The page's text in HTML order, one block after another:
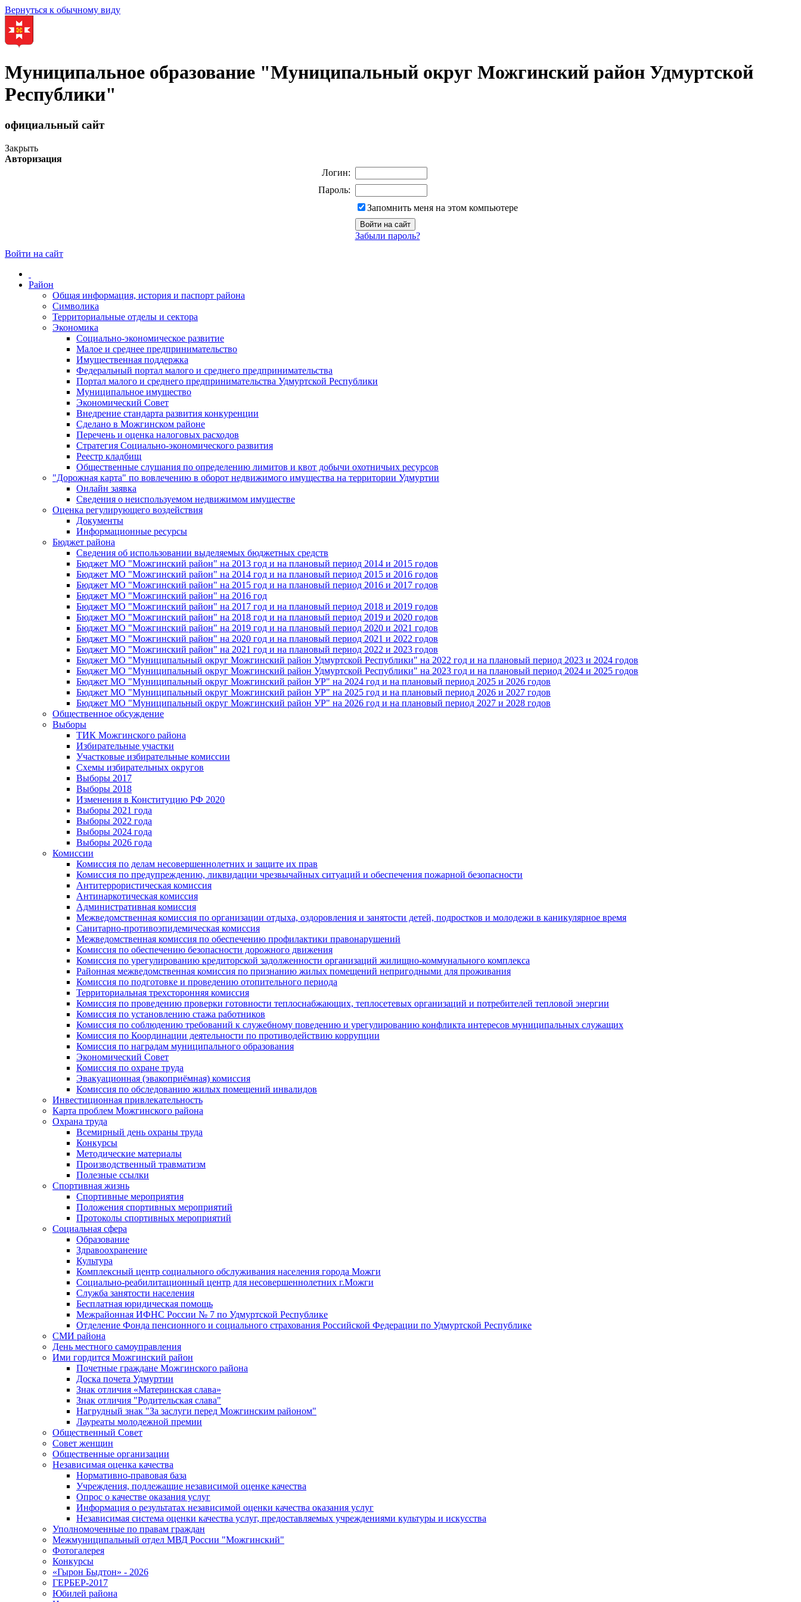
Вернуться к обычному виду
Муниципальное образование "Муниципальный округ Можгинский район Удмуртской
Республики"
официальный сайт
Закрыть
Авторизация
Логин:
Пароль:
Запомнить меня на этом компьютере
Забыли пароль?
Войти на сайт
Район
Общая информация, история и паспорт района
Символика
Территориальные отделы и сектора
Экономика
Социально-экономическое развитие
Малое и среднее предпринимательство
Имущественная поддержка
Федеральный портал малого и среднего предпринимательства
Портал малого и среднего предпринимательства Удмуртской Республики
Муниципальное имущество
Экономический Совет
Внедрение стандарта развития конкуренции
Сделано в Можгинском районе
Перечень и оценка налоговых расходов
Стратегия Социально-экономического развития
Реестр кладбищ
Общественные слушания по определению лимитов и квот добычи охотничьих ресурсов
"Дорожная карта" по вовлечению в оборот недвижимого имущества на территории Удмуртии
Онлайн заявка
Сведения о неиспользуемом недвижимом имуществе
Оценка регулирующего воздействия
Документы
Информационные ресурсы
Бюджет района
Сведения об использовании выделяемых бюджетных средств
Бюджет МО "Можгинский район" на 2013 год и на плановый период 2014 и 2015 годов
Бюджет МО "Можгинский район" на 2014 год и на плановый период 2015 и 2016 годов
Бюджет МО "Можгинский район" на 2015 год и на плановый период 2016 и 2017 годов
Бюджет МО "Можгинский район" на 2016 год
Бюджет МО "Можгинский район" на 2017 год и на плановый период 2018 и 2019 годов
Бюджет МО "Можгинский район" на 2018 год и на плановый период 2019 и 2020 годов
Бюджет МО "Можгинский район" на 2019 год и на плановый период 2020 и 2021 годов
Бюджет МО "Можгинский район" на 2020 год и на плановый период 2021 и 2022 годов
Бюджет МО "Можгинский район" на 2021 год и на плановый период 2022 и 2023 годов
Бюджет МО "Муниципальный округ Можгинский район Удмуртской Республики" на 2022 год и на плановый период 2023 и 2024 годов
Бюджет МО "Муниципальный округ Можгинский район Удмуртской Республики" на 2023 год и на плановый период 2024 и 2025 годов
Бюджет МО "Муниципальный округ Можгинский район УР" на 2024 год и на плановый период 2025 и 2026 годов
Бюджет МО "Муниципальный округ Можгинский район УР" на 2025 год и на плановый период 2026 и 2027 годов
Бюджет МО "Муниципальный округ Можгинский район УР" на 2026 год и на плановый период 2027 и 2028 годов
Общественное обсуждение
Выборы
ТИК Можгинского района
Избирательные участки
Участковые избирательные комиссии
Схемы избирательных округов
Выборы 2017
Выборы 2018
Изменения в Конституцию РФ 2020
Выборы 2021 года
Выборы 2022 года
Выборы 2024 года
Выборы 2026 года
Комиссии
Комиссия по делам несовершеннолетних и защите их прав
Комиссия по предупреждению, ликвидации чрезвычайных ситуаций и обеспечения пожарной безопасности
Антитеррористическая комиссия
Антинаркотическая комиссия
Административная комиссия
Межведомственная комиссия по организации отдыха, оздоровления и занятости детей, подростков и молодежи в каникулярное время
Санитарно-противоэпидемическая комиссия
Межведомственная комиссия по обеспечению профилактики правонарушений
Комиссия по обеспечению безопасности дорожного движения
Комиссия по урегулированию кредиторской задолженности организаций жилищно-коммунального комплекса
Районная межведомственная комиссия по признанию жилых помещений непригодными для проживания
Комиссия по подготовке и проведению отопительного периода
Территориальная трехсторонняя комиссия
Комиссия по проведению проверки готовности теплоснабжающих, теплосетевых организаций и потребителей тепловой энергии
Комиссия по установлению стажа работников
Комиссия по соблюдению требований к служебному поведению и урегулированию конфликта интересов муниципальных служащих
Комиссия по Координации деятельности по противодействию коррупции
Комиссия по наградам муниципального образования
Экономический Совет
Комиссия по охране труда
Эвакуационная (эвакоприёмная) комиссия
Комиссия по обследованию жилых помещений инвалидов
Инвестиционная привлекательность
Карта проблем Можгинского района
Охрана труда
Всемирный день охраны труда
Конкурсы
Методические материалы
Производственный травматизм
Полезные ссылки
Спортивная жизнь
Спортивные мероприятия
Положения спортивных мероприятий
Протоколы спортивных мероприятий
Социальная сфера
Образование
Здравоохранение
Культура
Комплексный центр социального обслуживания населения города Можги
Социально-реабилитационный центр для несовершеннолетних г.Можги
Служба занятости населения
Бесплатная юридическая помощь
Межрайонная ИФНС России № 7 по Удмуртской Республике
Отделение Фонда пенсионного и социального страхования Российской Федерации по Удмуртской Республике
СМИ района
День местного самоуправления
Ими гордится Можгинский район
Почетные граждане Можгинского района
Доска почета Удмуртии
Знак отличия «Материнская слава»
Знак отличия "Родительская слава"
Нагрудный знак "За заслуги перед Можгинским районом"
Лауреаты молодежной премии
Общественный Совет
Совет женщин
Общественные организации
Независимая оценка качества
Нормативно-правовая база
Учреждения, подлежащие независимой оценке качества
Опрос о качестве оказания услуг
Информация о результатах независимой оценки качества оказания услуг
Независимая система оценки качества услуг, предоставляемых учреждениями культуры и искусства
Уполномоченные по правам граждан
Межмуниципальный отдел МВД России "Можгинский"
Фотогалерея
Конкурсы
«Гырон Быдтон» - 2026
ГЕРБЕР-2017
Юбилей района